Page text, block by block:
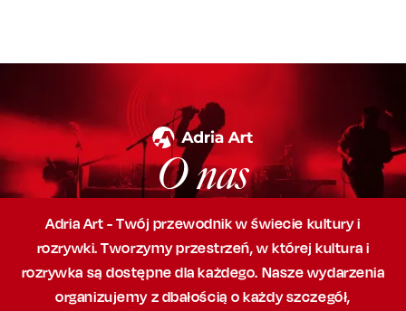
O nas
Adria Art - Twój przewodnik w świecie kultury i
rozrywki. Tworzymy przestrzeń,w której kultura i
rozrywka są dostępne dla każdego. Nasze wydarzenia
organizujemy z dbałością o każdy szczegół,